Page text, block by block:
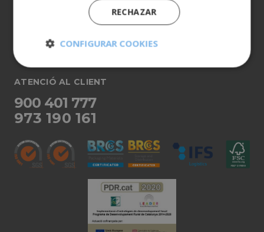
Sobre nosaltres
Més informació
ATENCIÓ AL CLIENT
900 401 777
973 190 161
RECHAZAR
CONFIGURAR COOKIES
Cookies
estrictamente
necesarias
Cookies de
preferencias
funcionalidad
Cookies no clasificadas